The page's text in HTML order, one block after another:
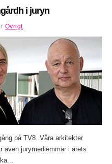
i juryn
Övrigt
på TV8. Våra arkitekter
även jurymedlemmar i årets